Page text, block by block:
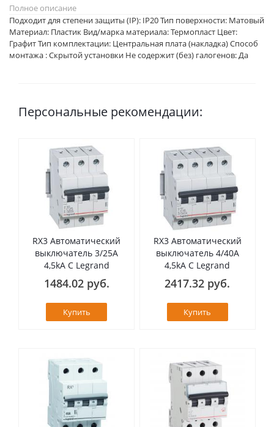
Полное описание
Подходит для степени защиты (IP): IP20 Тип поверхности: Матовый
Материал: Пластик Вид/марка материала: Термопласт Цвет:
Графит Тип комплектации: Центральная плата (накладка) Способ
монтажа : Скрытой установки Не содержит (без) галогенов: Да
Персональные рекомендации:
RX3 Автоматический
выключатель 3/25А
4,5kA C Legrand
1484.02 руб.
Купить
RX3 Автоматический
выключатель 4/40А
4,5kA C Legrand
2417.32 руб.
Купить